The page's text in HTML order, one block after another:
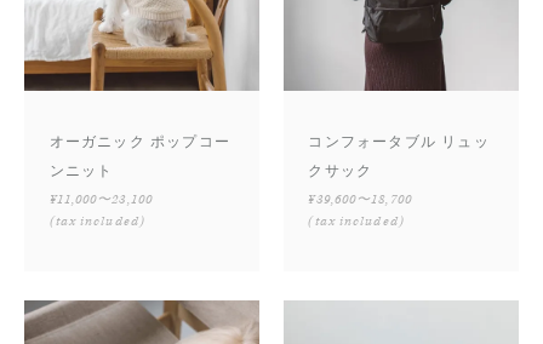
オーガニック ポップコー
ンニット
¥11,000〜23,100
(tax included)
コンフォータブル リュッ
クサック
¥39,600〜18,700
(tax included)